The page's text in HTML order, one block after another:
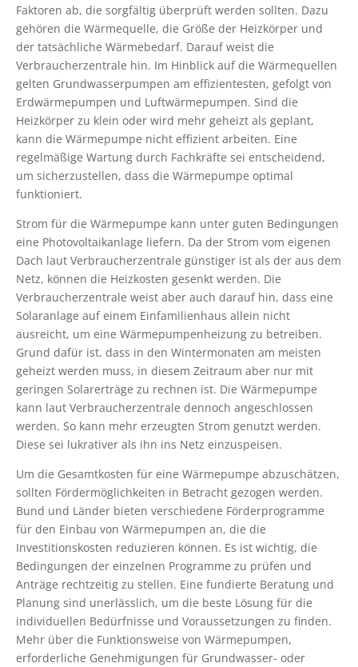
Faktoren ab, die sorgfältig überprüft werden sollten. Dazu
gehören die Wärmequelle, die Größe der Heizkörper und
der tatsächliche Wärmebedarf. Darauf weist die
Verbraucherzentrale hin. Im Hinblick auf die Wärmequellen
gelten Grundwasserpumpen am effizientesten, gefolgt von
Erdwärmepumpen und Luftwärmepumpen. Sind die
Heizkörper zu klein oder wird mehr geheizt als geplant,
kann die Wärmepumpe nicht effizient arbeiten. Eine
regelmäßige Wartung durch Fachkräfte sei entscheidend,
um sicherzustellen, dass die Wärmepumpe optimal
funktioniert.
Strom für die Wärmepumpe kann unter guten Bedingungen
eine Photovoltaikanlage liefern. Da der Strom vom eigenen
Dach laut Verbraucherzentrale günstiger ist als der aus dem
Netz, können die Heizkosten gesenkt werden. Die
Verbraucherzentrale weist aber auch darauf hin, dass eine
Solaranlage auf einem Einfamilienhaus allein nicht
ausreicht, um eine Wärmepumpenheizung zu betreiben.
Grund dafür ist, dass in den Wintermonaten am meisten
geheizt werden muss, in diesem Zeitraum aber nur mit
geringen Solarerträge zu rechnen ist. Die Wärmepumpe
kann laut Verbraucherzentrale dennoch angeschlossen
werden. So kann mehr erzeugten Strom genutzt werden.
Diese sei lukrativer als ihn ins Netz einzuspeisen.
Um die Gesamtkosten für eine Wärmepumpe abzuschätzen,
sollten Fördermöglichkeiten in Betracht gezogen werden.
Bund und Länder bieten verschiedene Förderprogramme
für den Einbau von Wärmepumpen an, die die
Investitionskosten reduzieren können. Es ist wichtig, die
Bedingungen der einzelnen Programme zu prüfen und
Anträge rechtzeitig zu stellen. Eine fundierte Beratung und
Planung sind unerlässlich, um die beste Lösung für die
individuellen Bedürfnisse und Voraussetzungen zu finden.
Mehr über die Funktionsweise von Wärmepumpen,
erforderliche Genehmigungen für Grundwasser- oder